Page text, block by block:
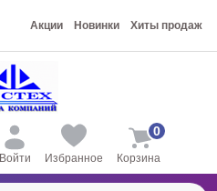
Акции Новинки Хиты продаж
Войти Избранное Корзина
0